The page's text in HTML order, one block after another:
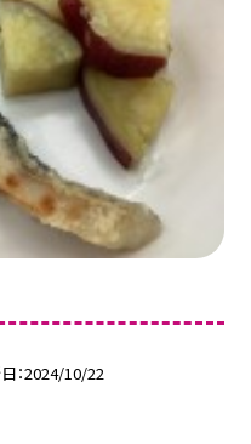
2024/10/22